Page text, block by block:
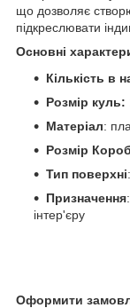
що дозволяє
підкреслювати
Основні
Кількість в
Розмір куль:
Матеріал:
Розмір
Тип поверхні
Призначення
інтер'єру
Оформити